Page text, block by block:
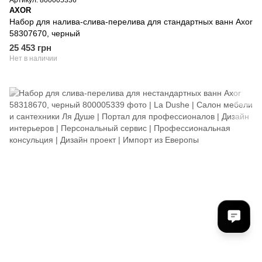
AXOR
Набор для налива-слива-перелива для стандартных ванн Axor
58307670, черный
25 453 грн
Нет в наличии